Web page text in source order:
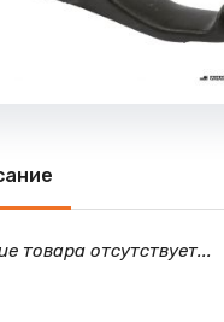
товара отсутствует...